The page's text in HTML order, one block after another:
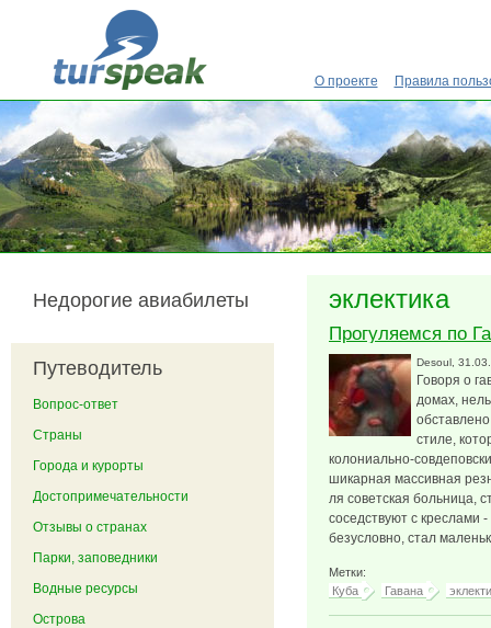
Перейти к основному содержанию
О проекте Правила
эклектика
Прогуляемся по
Desoul ,
Говоря о
домах,
стиле,
колониально-
шикарная массивная
ля советская больница,
соседствуют с креслами
безусловно, стал
Метки:
Куба
Гавана
Недорогие авиабилеты
Путеводитель
Вопрос-ответ
Страны
Города и курорты
Достопримечательности
Отзывы о странах
Парки, заповедники
Водные ресурсы
Острова